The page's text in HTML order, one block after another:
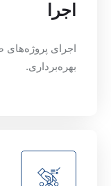
اجرا
اجرای پروژه‌های
بهره‌برداری.